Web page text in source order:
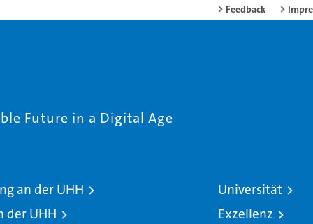
Feedback
Future in a Digital Age
an der UHH
der UHH
Universität
Exzellenz